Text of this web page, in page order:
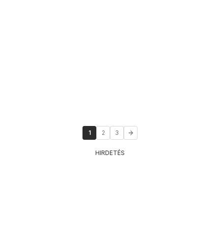
1 2 3
HIRDETÉS